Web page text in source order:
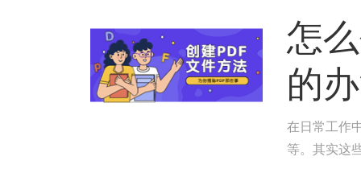
怎
的
在日常工作
等。其实这